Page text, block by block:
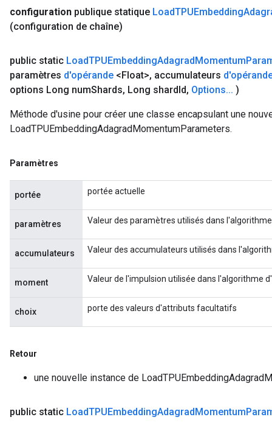
configuration publique statique LoadTPUEmbedding
(configuration de chaîne)
public static LoadTPUEmbeddingAdagradMomentum
paramètres d'opérande <Float>, accumulateurs
options Long numShards, Long shardId, Options... )
Méthode d'usine pour créer une classe encapsulant une
LoadTPUEmbeddingAdagradMomentumParameters.
Paramètres
portée portée actuelle
paramètres Valeur des paramètres utilisés dans
accumulateurs Valeur des accumulateurs utilisés dans
moment Valeur de l'impulsion utilisée dans l'algorithme
choix porte des valeurs d'attributs facultatifs
Retour
une nouvelle instance de
public static LoadTPUEmbeddingAdagradMomentum